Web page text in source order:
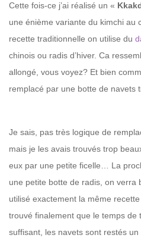
Cette fois-ce j’ai réalisé un «
une énième variante du kimchi au
recette traditionnelle on utilise du
chinois ou radis d’hiver. Ca
allongé, vous voyez? Et bien
remplacé par une botte de navets
Je sais, pas très logique de
mais je les avais trouvés trop
eux par une petite ficelle… La
une petite botte de radis, on verra
utilisé exactement la même recette
trouvé finalement que le temps de
suffisant, les navets sont restés